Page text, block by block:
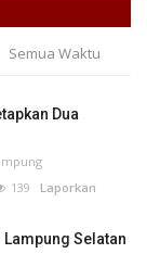
Semua Waktu
Dua
139 Laporkan
Selatan